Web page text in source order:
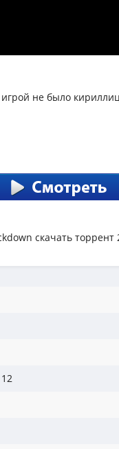
игрой не было
скачать торрент